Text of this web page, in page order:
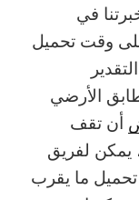
في
وقت تحميل
الأرضي
أن تقف
لفريق
ما يقرب